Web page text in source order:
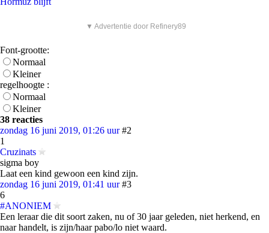
▼ Advertentie door Refinery89
Font-grootte:
Normaal
Kleiner
regelhoogte :
Normaal
Kleiner
38 reacties
zondag 16 juni 2019, 01:26 uur #2
1
Cruzinats
sigma boy
Laat een kind gewoon een kind zijn.
zondag 16 juni 2019, 01:41 uur #3
6
#ANONIEM
Een leraar die dit soort zaken, nu of 30 jaar geleden, niet herkend, en
naar handelt, is zijn/haar pabo/lo niet waard.